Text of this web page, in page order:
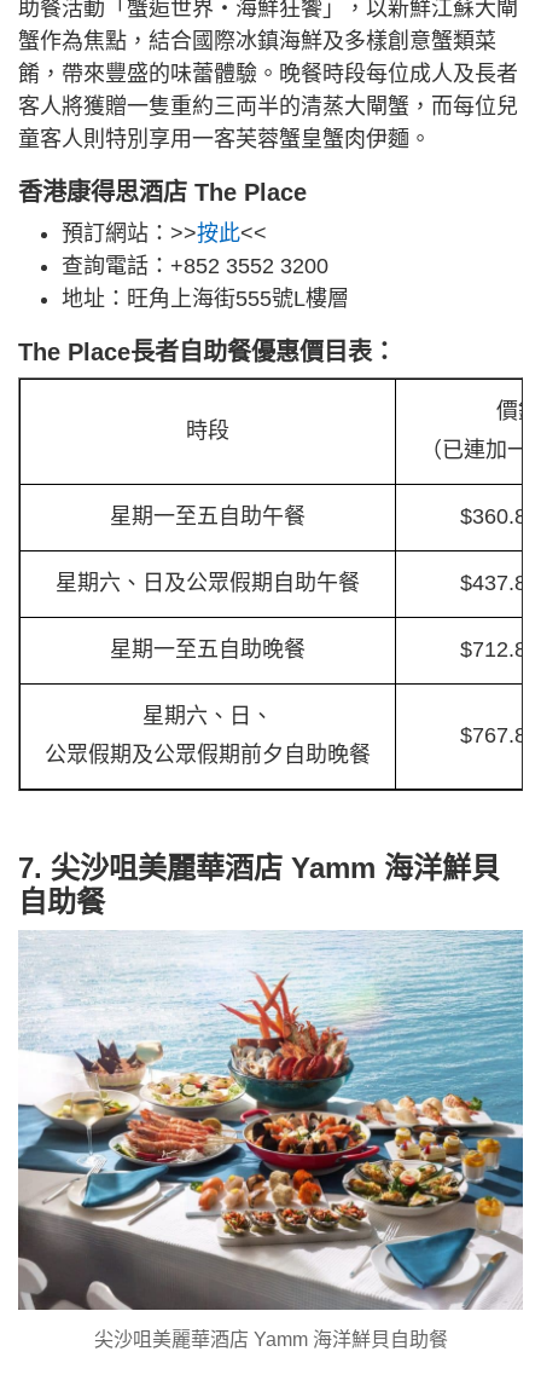
助餐活動「蟹逅世界・海鮮狂饗」，以新鮮江蘇大閘
蟹作為焦點，結合國際冰鎮海鮮及多樣創意蟹類菜
餚，帶來豐盛的味蕾體驗。晚餐時段每位成人及長者
客人將獲贈一隻重約三両半的清蒸大閘蟹，而每位兒
童客人則特別享用一客芙蓉蟹皇蟹肉伊麵。
香港康得思酒店 The Place
預訂網站：>>按此<<
查詢電話：+852 3552 3200
地址：旺角上海街555號L樓層
The Place長者自助餐優惠價目表：
時段
價錢
（已連加一
星期一至五自助午餐 $360.8/
星期六、日及公眾假期自助午餐 $437.8/
星期一至五自助晚餐 $712.8/
星期六、日、
公眾假期及公眾假期前夕自助晚餐
$767.8/
7. 尖沙咀美麗華酒店 Yamm 海洋鮮貝
自助餐
尖沙咀美麗華酒店 Yamm 海洋鮮貝自助餐